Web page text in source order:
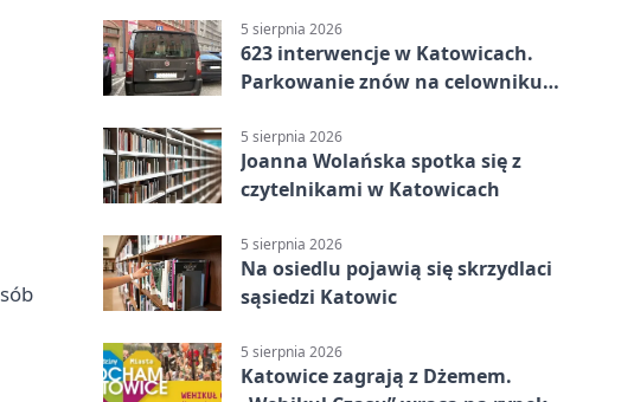
5 sierpnia 2026
623 interwencje w Katowicach.
Parkowanie znów na celowniku
5 sierpnia 2026
Joanna Wolańska spotka się z
czytelnikami w Katowicach
5 sierpnia 2026
Na osiedlu pojawią się skrzydlaci
sąsiedzi Katowic
5 sierpnia 2026
Katowice zagrają z Dżemem.